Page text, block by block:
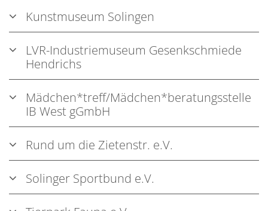
Kunstmuseum Solingen
LVR-Industriemuseum Gesenkschmiede
Hendrichs
Mädchen*treff/Mädchen*beratungsstelle
IB West gGmbH
Rund um die Zietenstr. e.V.
Solinger Sportbund e.V.